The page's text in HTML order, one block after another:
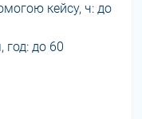
кейсу, ч: до
год: до 60